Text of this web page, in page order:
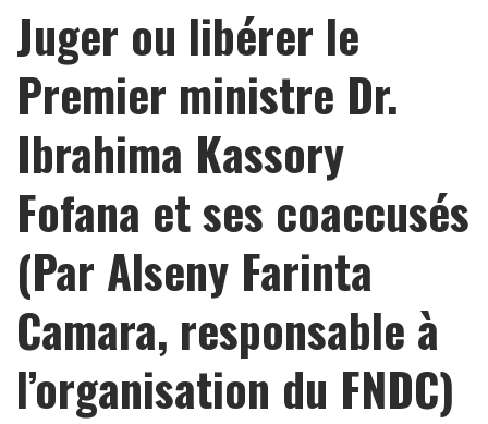
Juger ou libérer le
Premier ministre Dr.
Ibrahima Kassory
Fofana et ses coaccusés
(Par Alseny Farinta
Camara, responsable à
l’organisation du FNDC)